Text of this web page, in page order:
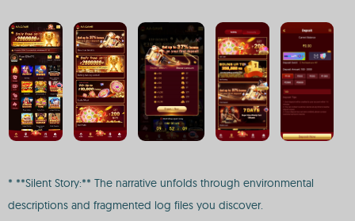
* **Silent Story:** The narrative unfolds through environmental
descriptions and fragmented log files you discover.